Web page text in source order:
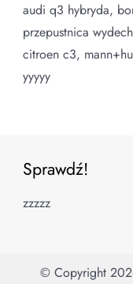
audi q3 hybryda,
przepustnica
citroen c3,
yyyyy
Sprawdź!
zzzzz
© Copyright